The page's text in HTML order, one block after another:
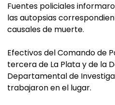
Fuentes policiales
las autopsias
causales de muerte.
Efectivos del Comando de
tercera de La Plata y de la
Departamental de
trabajaron en el lugar.